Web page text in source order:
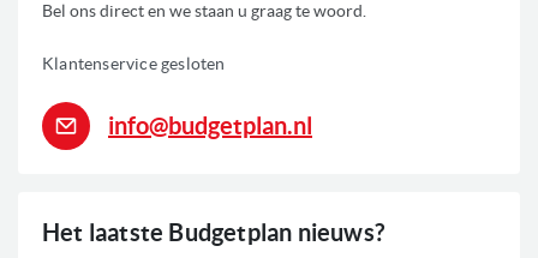
Het laatste Budgetplan nieuws?
Bel ons direct en we staan u graag te woord.
Klantenservice gesloten
info@budgetplan.nl